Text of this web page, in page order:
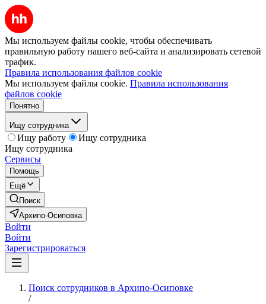
Мы используем файлы cookie, чтобы обеспечивать
правильную работу нашего веб-сайта и анализировать сетевой
трафик.
Правила использования файлов cookie
Мы используем файлы cookie. Правила использования
файлов cookie
Понятно
Ищу сотрудника
Ищу работу
Ищу сотрудника
Ищу сотрудника
Сервисы
Помощь
Ещё
Поиск
Архипо-Осиповка
Войти
Войти
Зарегистрироваться
Поиск сотрудников в Архипо-Осиповке
/